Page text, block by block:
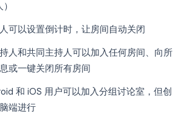
人可以设置倒计时，让房间自动关闭
持人和共同主持人可以加入任何房间、向所
或一键关闭所有房间
和 iOS 用户可以加入分组讨论室，但创
端进行